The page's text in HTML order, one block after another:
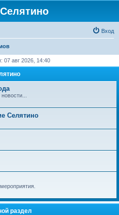
Вход
07 авг 2026, 14:40
Селятино
раздел